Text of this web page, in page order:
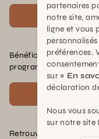
S'inscrire
Bénéficiez de
programme de fidélité.
Voir plus
Retrouvez nous sur les
partenaires
notre site,
ligne et vous
préférences.
sur « En
déclaration
Nous vous
sur notre site